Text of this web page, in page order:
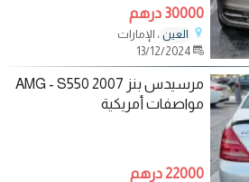
30000 درهم
العين ، الإمارات
مرسيدس بنز 2007 AMG - S550
مواصفات أمريكية
22000 درهم